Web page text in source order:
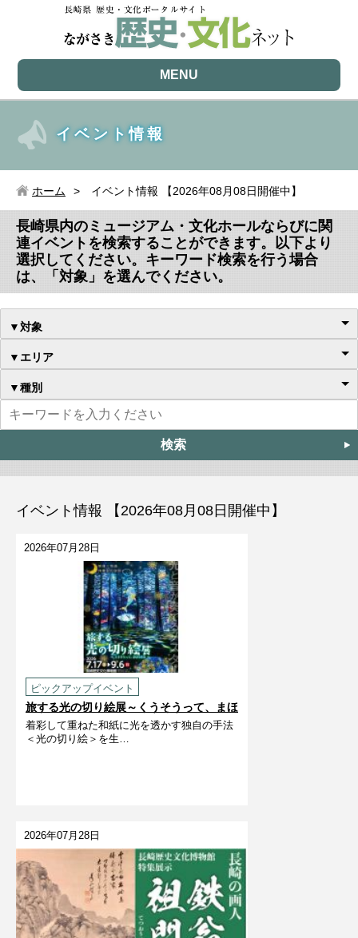
MENU
イベント情報
ホーム イベント情報 【2026年08月08日開催中】
長崎県内のミュージアム・文化ホールならびに関
連イベントを検索することができます。以下より
選択してください。キーワード検索を行う場合
は、「対象」を選んでください。
▼対象
▼エリア
▼種別
イベント情報 【2026年08月08日開催中】
2026年07月28日
ピックアップイベント
旅する光の切り絵展～くうそうって、まほ
うだよ～
着彩して重ねた和紙に光を透かす独自の手法
＜光の切り絵＞を生…
2026年07月28日